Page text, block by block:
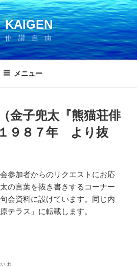
KAIGEN
俳 諧 自 由
メニュー
金子兜太『熊猫荘俳
９８７年 より抜
参加者からのリクエストにお応
の言葉を抜き書きするコーナー
会資料に設けています。同じ内
テラス」に転載します。
い わ